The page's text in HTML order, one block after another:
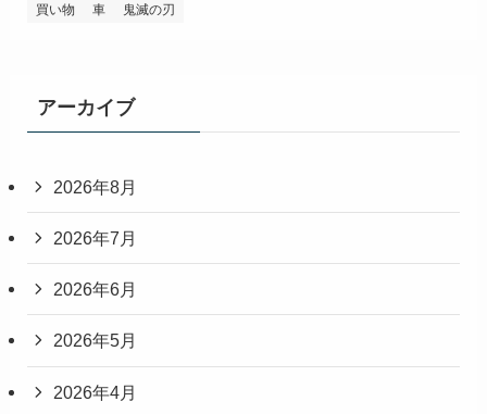
買い物
車 鬼滅の刃
アーカイブ
2026年8月
2026年7月
2026年6月
2026年5月
2026年4月